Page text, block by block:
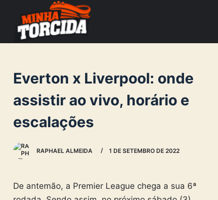
o
n
e
Everton x Liverpool: onde
assistir ao vivo, horário e
escalações
RAPHAEL ALMEIDA 1 DE SETEMBRO DE 2022
De antemão, a Premier League chega a sua 6ª